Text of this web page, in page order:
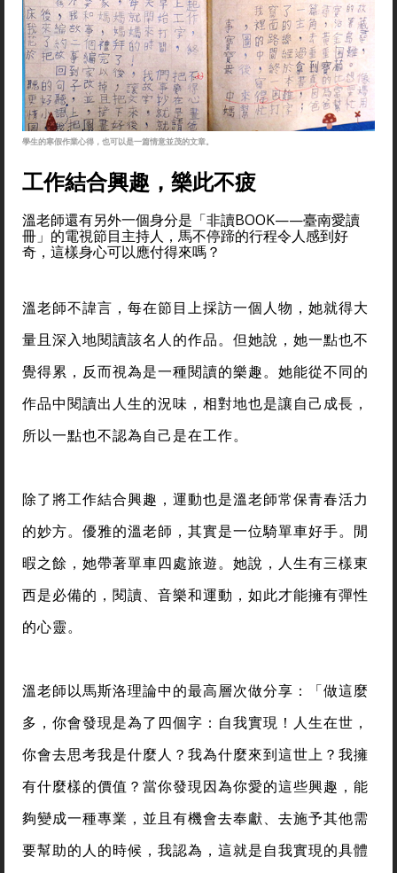
學生的寒假作業心得，也可以是一篇情意並茂的文章。
工作結合興趣，樂此不疲
溫老師還有另外一個身分是「非讀BOOK——臺南愛讀
冊」的電視節目主持人，馬不停蹄的行程令人感到好
奇，這樣身心可以應付得來嗎？
溫老師不諱言，每在節目上採訪一個人物，她就得大
量且深入地閱讀該名人的作品。但她說，她一點也不
覺得累，反而視為是一種閱讀的樂趣。她能從不同的
作品中閱讀出人生的況味，相對地也是讓自己成長，
所以一點也不認為自己是在工作。
除了將工作結合興趣，運動也是溫老師常保青春活力
的妙方。優雅的溫老師，其實是一位騎單車好手。閒
暇之餘，她帶著單車四處旅遊。她說，人生有三樣東
西是必備的，閱讀、音樂和運動，如此才能擁有彈性
的心靈。
溫老師以馬斯洛理論中的最高層次做分享：「做這麼
多，你會發現是為了四個字：自我實現！人生在世，
你會去思考我是什麼人？我為什麼來到這世上？我擁
有什麼樣的價值？當你發現因為你愛的這些興趣，能
夠變成一種專業，並且有機會去奉獻、去施予其他需
要幫助的人的時候，我認為，這就是自我實現的具體